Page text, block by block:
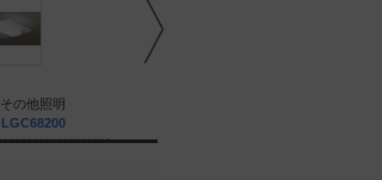
その他照明
LGC68200